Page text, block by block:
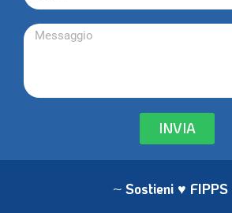
INVIA
~ Sostieni ♥ FIPPS